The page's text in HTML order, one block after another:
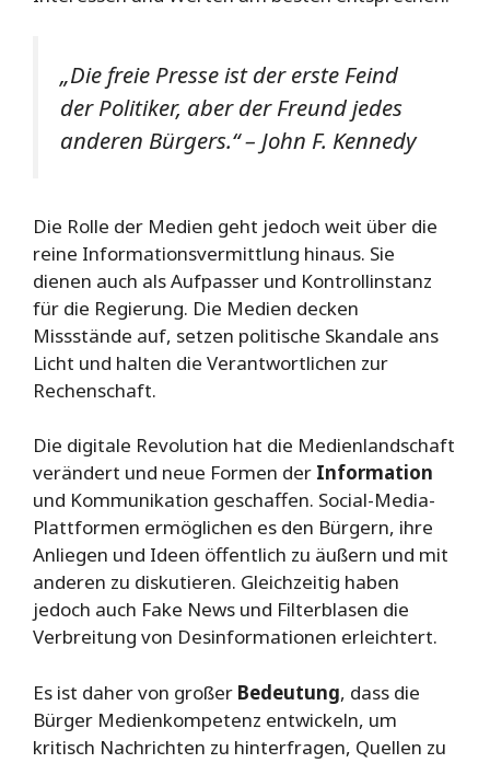
„Die freie Presse ist der erste Feind
der Politiker, aber der Freund jedes
anderen Bürgers.“ – John F. Kennedy
Die Rolle der Medien geht jedoch weit über die
reine Informationsvermittlung hinaus. Sie
dienen auch als Aufpasser und Kontrollinstanz
für die Regierung. Die Medien decken
Missstände auf, setzen politische Skandale ans
Licht und halten die Verantwortlichen zur
Rechenschaft.
Die digitale Revolution hat die Medienlandschaft
verändert und neue Formen der Information
und Kommunikation geschaffen. Social-Media-
Plattformen ermöglichen es den Bürgern, ihre
Anliegen und Ideen öffentlich zu äußern und mit
anderen zu diskutieren. Gleichzeitig haben
jedoch auch Fake News und Filterblasen die
Verbreitung von Desinformationen erleichtert.
Es ist daher von großer Bedeutung, dass die
Bürger Medienkompetenz entwickeln, um
kritisch Nachrichten zu hinterfragen, Quellen zu